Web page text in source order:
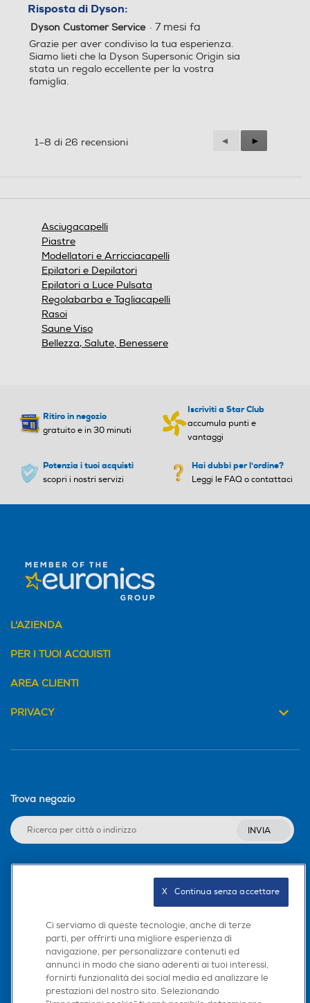
Risposta di Dyson:
Dyson Customer Service · 7 mesi fa
Grazie per aver condiviso la tua esperienza.
Siamo lieti che la Dyson Supersonic Origin sia
stata un regalo eccellente per la vostra
famiglia.
1–8 di 26 recensioni
Precedente
Reviews
◄
Successiva
Reviews
►
Asciugacapelli
Piastre
Modellatori e Arricciacapelli
Epilatori e Depilatori
Epilatori a Luce Pulsata
Regolabarba e Tagliacapelli
Rasoi
Saune Viso
Bellezza, Salute, Benessere
Ritiro in negozio
gratuito e in 30 minuti
Iscriviti a Star Club
accumula punti e
vantaggi
Potenzia i tuoi acquisti
scopri i nostri servizi
Hai dubbi per l'ordine?
Leggi le FAQ o contattaci
L'AZIENDA
PER I TUOI ACQUISTI
AREA CLIENTI
PRIVACY
Trova negozio
INVIA
Scarica la nostra app
Ci serviamo di queste tecnologie, anche di terze
parti, per offrirti una migliore esperienza di
navigazione, per personalizzare contenuti ed
annunci in modo che siano aderenti ai tuoi interessi,
fornirti funzionalità dei social media ed analizzare le
prestazioni del nostro sito. Selezionando
X   Continua senza accettare